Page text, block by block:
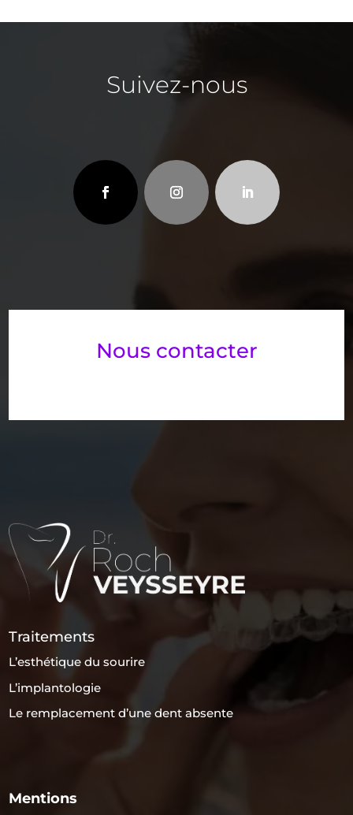
Suivez-nous
Nous contacter
Traitements
L’esthétique du sourire
L’implantologie
Le remplacement d’une dent absente
Mentions